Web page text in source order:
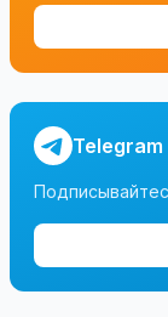
Telegram